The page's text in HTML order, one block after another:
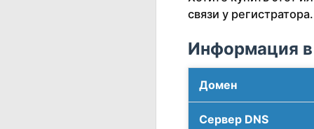
связи у регистратора.
Информация в
Домен
Сервер DNS